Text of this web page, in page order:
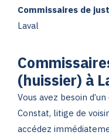
Commissaires de
Laval
(huissier) à
Vous avez besoin
Constat, litige de
accédez